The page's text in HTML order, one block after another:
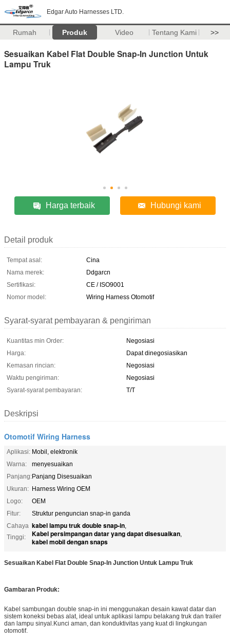
Edgar Auto Harnesses LTD.
Rumah Produk Video Tentang Kami >>
Sesuaikan Kabel Flat Double Snap-In Junction Untuk
Lampu Truk
Harga terbaik Hubungi kami
Detail produk
Tempat asal:
Cina
Nama merek:
Ddgarcn
Sertifikasi:
CE / ISO9001
Nomor model:
Wiring Harness Otomotif
Syarat-syarat pembayaran & pengiriman
Kuantitas min Order:
Negosiasi
Harga:
Dapat dinegosiasikan
Kemasan rincian:
Negosiasi
Waktu pengiriman:
Negosiasi
Syarat-syarat pembayaran:
T/T
Deskripsi
Otomotif Wiring Harness
Aplikasi: Mobil, elektronik
Warna:
menyesuaikan
Panjang:Panjang Disesuaikan
Ukuran: Harness Wiring OEM
Logo:
OEM
Fitur:
Struktur penguncian snap-in ganda
Cahaya
Tinggi:
kabel lampu truk double snap-in,
Kabel persimpangan datar yang dapat disesuaikan,
kabel mobil dengan snaps
Sesuaikan Kabel Flat Double Snap-In Junction Untuk Lampu Truk
Gambaran Produk:
Kabel sambungan double snap-in ini menggunakan desain kawat datar dan
sistem koneksi bebas alat, ideal untuk aplikasi lampu belakang truk dan trailer
dan lampu sinyal.Kunci aman, dan konduktivitas yang kuat di lingkungan
otomotif.